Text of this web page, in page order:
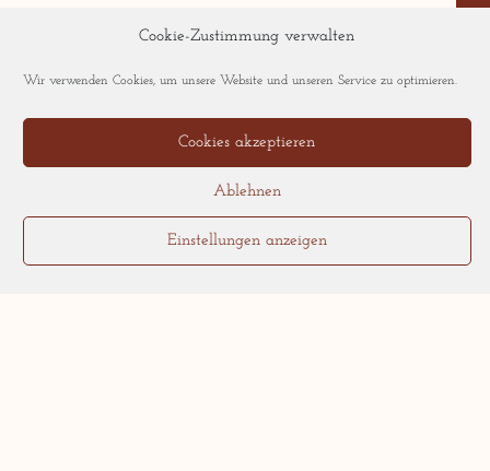
Wir verwenden Cookies, um unsere Website und unseren Service zu optimieren.
Ablehnen
Sachsenhausen: Snacks &
Stories!
Spaßiger Genuss in Frankfurt-
Sachsenhausen! Und weil
spaßiger Genuss in Frankfurt-
Sachsenhausen